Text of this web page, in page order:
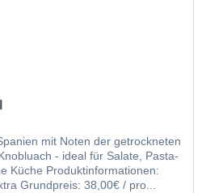
mit Noten der getrockneten
- ideal für Salate, Pasta-
Küche Produktinformationen:
Grundpreis: 38,00€ / pro...